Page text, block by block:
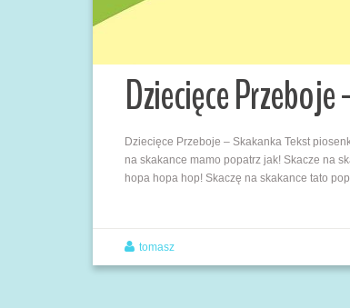
Dziecięce
Dziecięce Przeboje – Skakanka Tekst
na skakance mamo popatrz jak! Skacze na
hopa hopa hop! Skaczę na skakance tato
tomasz